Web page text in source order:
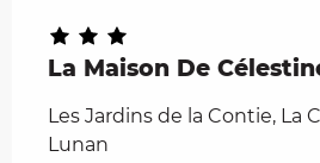
La Maison De
Les Jardins de la Contie, La
Lunan